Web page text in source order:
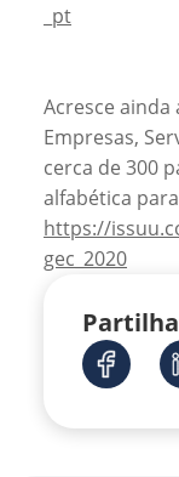
_pt
Acresce ainda
Empresas,
cerca de 300
alfabética
https://
gec_2020